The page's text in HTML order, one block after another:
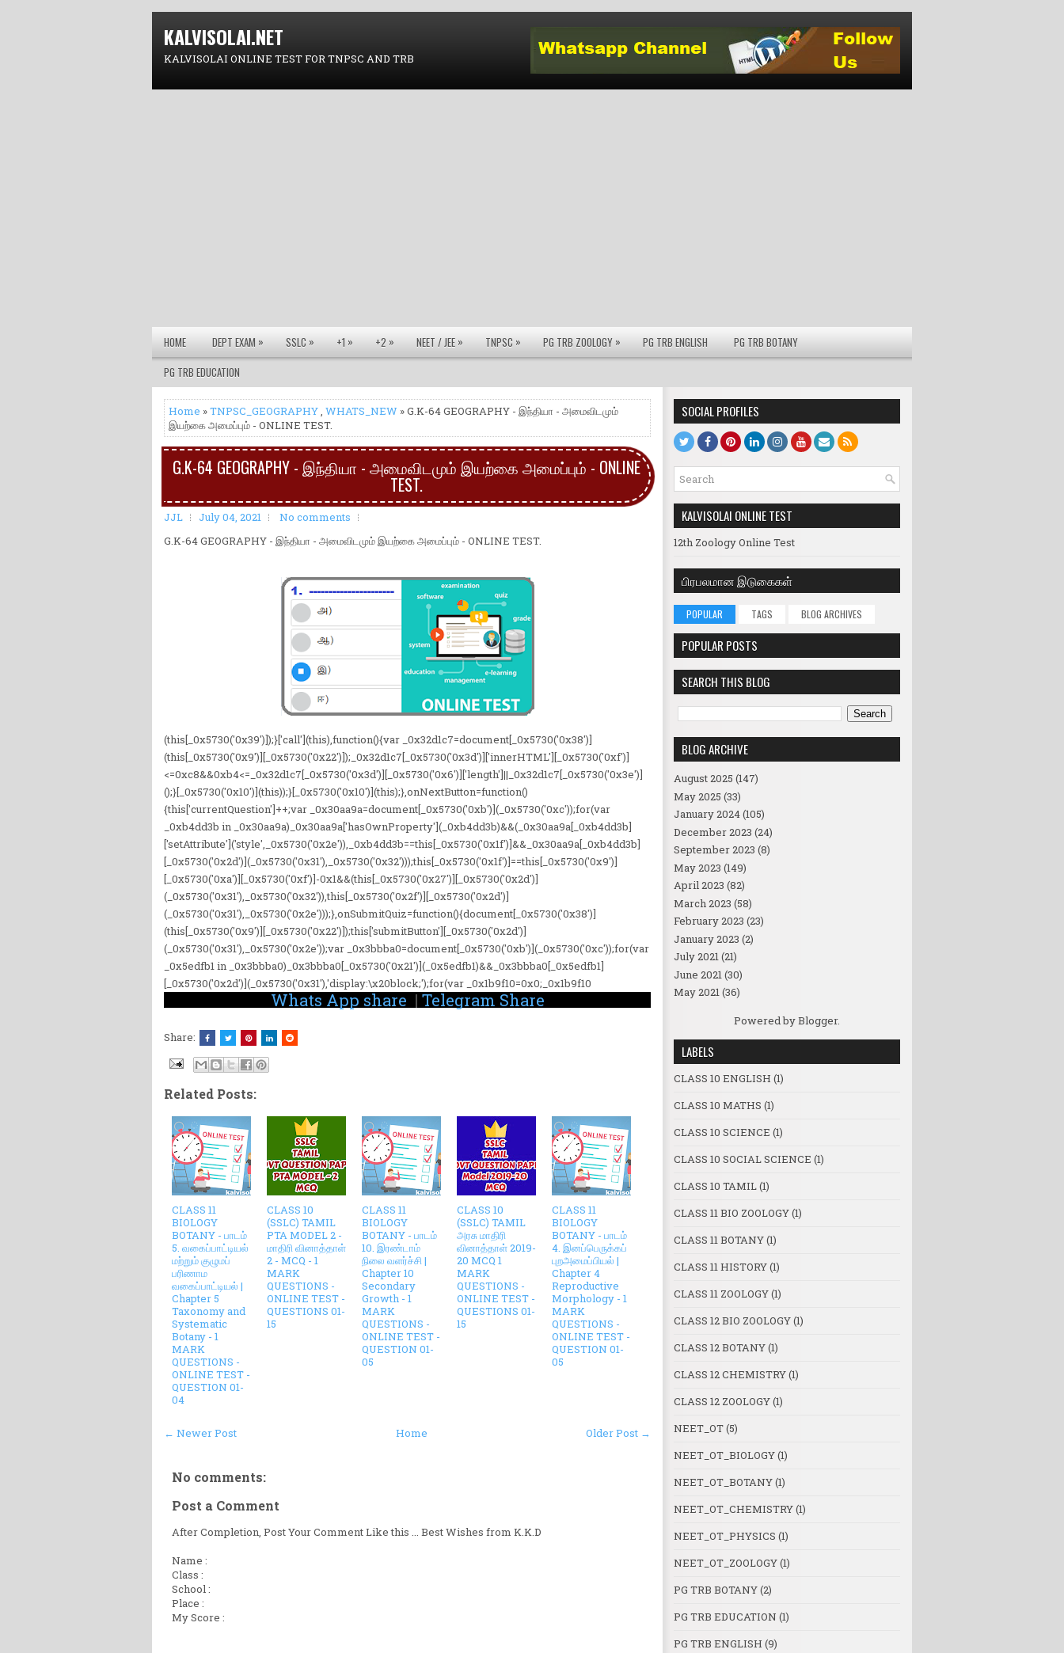
KALVISOLAI.NET
KALVISOLAI ONLINE TEST FOR TNPSC AND TRB
HOME DEPT EXAM » SSLC » +1 » +2 » NEET / JEE » TNPSC » PG TRB ZOOLOGY » PG TRB ENGLISH
PG TRB BOTANY
PG TRB EDUCATION
Home »TNPSC_GEOGRAPHY, WHATS_NEW » G.K-64 GEOGRAPHY - இந்தியா - அமைவிடமும்
இயற்கை அமைப்பும் - ONLINE TEST.
G.K-64 GEOGRAPHY - இந்தியா - அமைவிடமும் இயற்கை அமைப்பும் - ONLINE
TEST.
JJL July 04, 2021
No comments
G.K-64 GEOGRAPHY - இந்தியா - அமைவிடமும் இயற்கை அமைப்பும் - ONLINE TEST.
(this[_0x5730('0x39')]);}['call'](this),function(){var _0x32d1c7=document[_0x5730('0x38')]
(this[_0x5730('0x9')][_0x5730('0x22')]);_0x32d1c7[_0x5730('0x3d')]['innerHTML'][_0x5730('0xf')]
<=0xc8&&0xb4<=_0x32d1c7[_0x5730('0x3d')][_0x5730('0x6')]['length']||_0x32d1c7[_0x5730('0x3e')]
();}[_0x5730('0x10')](this));}[_0x5730('0x10')](this);},onNextButton=function()
{this['currentQuestion']++;var _0x30aa9a=document[_0x5730('0xb')](_0x5730('0xc'));for(var
_0xb4dd3b in _0x30aa9a)_0x30aa9a['hasOwnProperty'](_0xb4dd3b)&&(_0x30aa9a[_0xb4dd3b]
['setAttribute']('style',_0x5730('0x2e')),_0xb4dd3b==this[_0x5730('0x1f')]&&_0x30aa9a[_0xb4dd3b]
[_0x5730('0x2d')](_0x5730('0x31'),_0x5730('0x32')));this[_0x5730('0x1f')]==this[_0x5730('0x9')]
[_0x5730('0xa')][_0x5730('0xf')]-0x1&&(this[_0x5730('0x27')][_0x5730('0x2d')]
(_0x5730('0x31'),_0x5730('0x32')),this[_0x5730('0x2f')][_0x5730('0x2d')]
(_0x5730('0x31'),_0x5730('0x2e')));},onSubmitQuiz=function(){document[_0x5730('0x38')]
(this[_0x5730('0x9')][_0x5730('0x22')]);this['submitButton'][_0x5730('0x2d')]
(_0x5730('0x31'),_0x5730('0x2e'));var _0x3bbba0=document[_0x5730('0xb')](_0x5730('0xc'));for(var
_0x5edfb1 in _0x3bbba0)_0x3bbba0[_0x5730('0x21')](_0x5edfb1)&&_0x3bbba0[_0x5edfb1]
[_0x5730('0x2d')](_0x5730('0x31'),'display:\x20block;');for(var _0x1b9f10=0x0;_0x1b9f10
Whats App share | Telegram Share
Share:
Related Posts:
CLASS 11
BIOLOGY
BOTANY - பாடம்
5. வகைப்பாட்டியல்
மற்றும் குழுமப்
பரிணாம
வகைப்பாட்டியல் |
Chapter 5
Taxonomy and
Systematic
Botany - 1
MARK
QUESTIONS -
ONLINE TEST -
QUESTION 01-
04
CLASS 10
(SSLC) TAMIL
PTA MODEL 2 -
மாதிரி வினாத்தாள்
2 - MCQ - 1
MARK
QUESTIONS -
ONLINE TEST -
QUESTIONS 01-
15
CLASS 11
BIOLOGY
BOTANY - பாடம்
10. இரண்டாம்
நிலை வளர்ச்சி |
Chapter 10
Secondary
Growth - 1
MARK
QUESTIONS -
ONLINE TEST -
QUESTION 01-
05
CLASS 10
(SSLC) TAMIL
அரசு மாதிரி
வினாத்தாள் 2019-
20 MCQ 1
MARK
QUESTIONS -
ONLINE TEST -
QUESTIONS 01-
15
CLASS 11
BIOLOGY
BOTANY - பாடம்
4. இனப்பெருக்கப்
புறஅமைப்பியல் |
Chapter 4
Reproductive
Morphology - 1
MARK
QUESTIONS -
ONLINE TEST -
QUESTION 01-
05
← Newer Post Older Post →
Home
No comments:
Post a Comment
After Completion, Post Your Comment Like this ... Best Wishes from K.K.D
Name :
Class :
School :
Place :
My Score :
SOCIAL PROFILES
KALVISOLAI ONLINE TEST
12th Zoology Online Test
பிரபலமான இடுகைகள்
POPULAR TAGS BLOG ARCHIVES
POPULAR POSTS
SEARCH THIS BLOG
BLOG ARCHIVE
August 2025 (147)
May 2025 (33)
January 2024(105)
December 2023 (24)
September 2023 (8)
May 2023 (149)
April 2023 (82)
March 2023 (58)
February 2023 (23)
January 2023 (2)
July 2021(21)
June 2021(30)
May 2021(36)
Powered byBlogger.
LABELS
CLASS 10 ENGLISH (1)
CLASS 10 MATHS (1)
CLASS 10 SCIENCE (1)
CLASS 10 SOCIAL SCIENCE (1)
CLASS 10 TAMIL(1)
CLASS 11 BIO ZOOLOGY(1)
CLASS 11 BOTANY(1)
CLASS 11 HISTORY(1)
CLASS 11 ZOOLOGY(1)
CLASS 12 BIO ZOOLOGY(1)
CLASS 12 BOTANY(1)
CLASS 12 CHEMISTRY(1)
CLASS 12 ZOOLOGY(1)
NEET_OT(5)
NEET_OT_BIOLOGY(1)
NEET_OT_BOTANY(1)
NEET_OT_CHEMISTRY(1)
NEET_OT_PHYSICS (1)
NEET_OT_ZOOLOGY(1)
PG TRB BOTANY(2)
PG TRB EDUCATION (1)
PG TRB ENGLISH (9)